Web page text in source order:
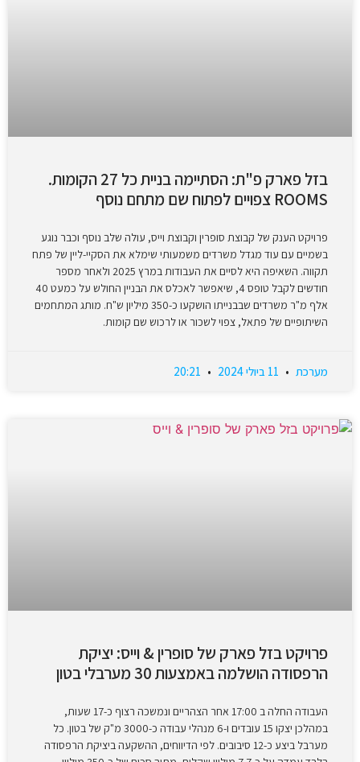
בזל פארק פ"ת: הסתיימה בניית כל 27 הקומות.
ROOMS צפויים לפתוח שם מתחם נוסף
פרויקט הענק של קבוצת סופרין וקבוצת וייס, עולה שלב נוסף וכבר נוגע
בשמיים עם עוד מגדל משרדים משמעותי שימלא את הסקיי-ליין של פתח
תקווה. השאיפה היא לסיים את העבודות במרץ 2025 ולאחר מספר
חודשים לקבל טופס 4, שיאפשר לאכלס את הבניין החולש על כמעט 40
אלף מ"ר משרדים שבבנייתו הושקעו כ-350 מיליון ש"ח. מותג המתחמים
השיתופיים של פתאל, צפוי לשכור או לרכוש שם קומות.
מערכת
פרויקט בזל פארק של סופרין & וייס: יציקת
הרפסודה הושלמה באמצעות 30 מערבלי בטון
העבודה החלה ב 17:00 אחר הצהריים ונמשכה רצוף כ-17 שעות,
במהלכן יצקו 15 עובדים ו-6 מנהלי עבודה כ-3000 מ"ק של בטון. כל
מערבל ביצע כ-12 סיבובים. לפי הדיווחים, ההשקעה ביציקת הרפסודה